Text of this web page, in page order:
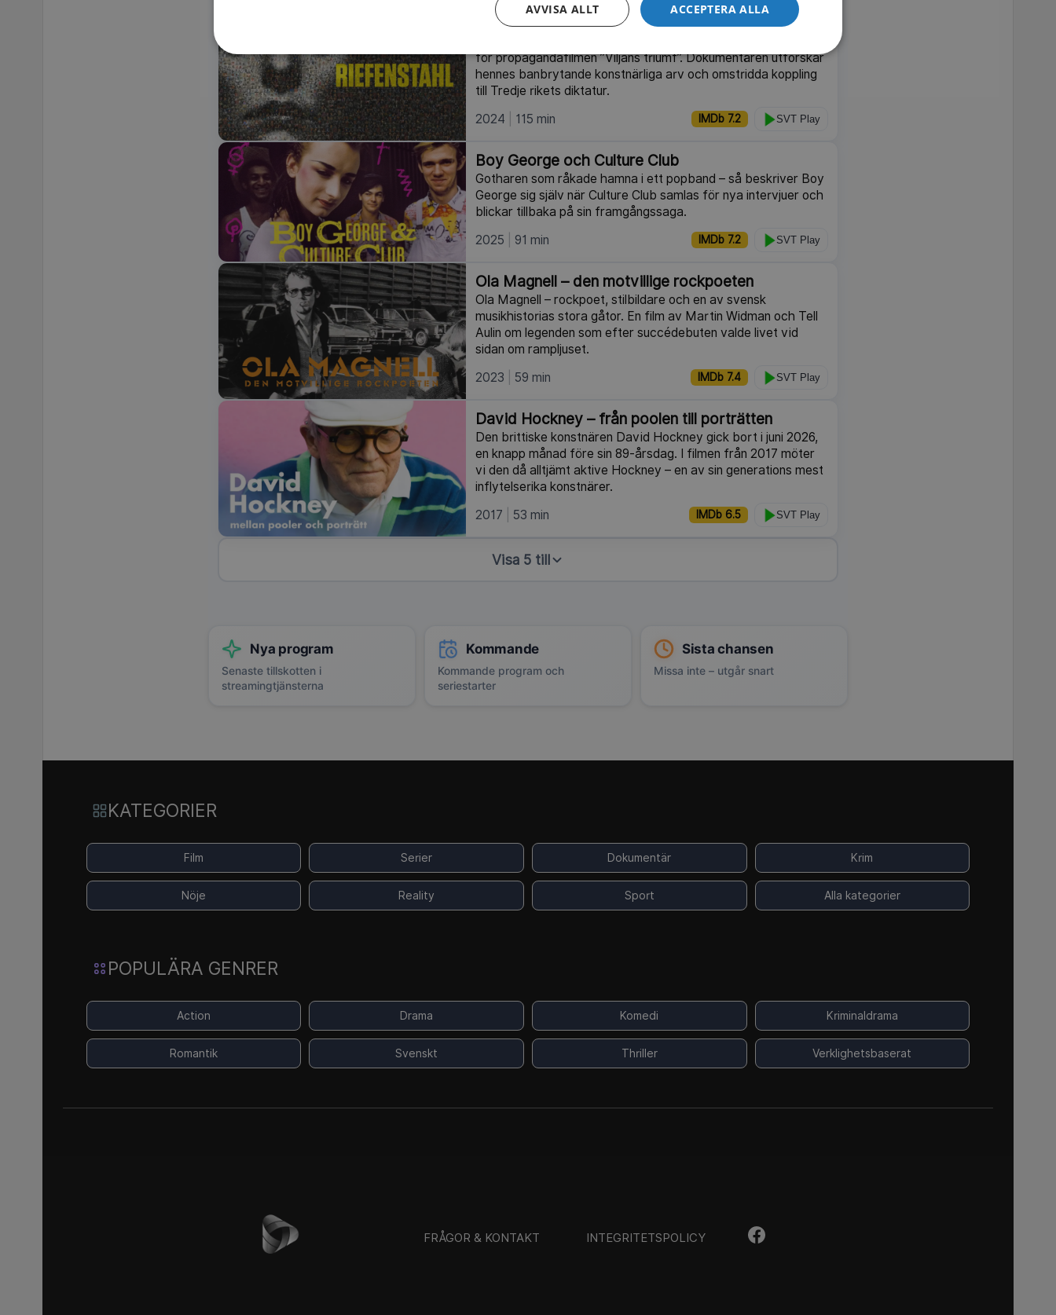
Riefenstahl
för propagandafilmen ”Viljans triumf”. Dokumentären utforskar
hennes banbrytande konstnärliga arv och omstridda koppling
till Tredje rikets diktatur.
2024
115 min IMDb 7.2 SVT Play
Boy George och Culture Club
Gotharen som råkade hamna i ett popband – så beskriver Boy
George sig själv när Culture Club samlas för nya intervjuer och
blickar tillbaka på sin framgångssaga.
2025
91 min IMDb 7.2 SVT Play
Ola Magnell – den motvillige rockpoeten
Ola Magnell – rockpoet, stilbildare och en av svensk
musikhistorias stora gåtor. En film av Martin Widman och Tell
Aulin om legenden som efter succédebuten valde livet vid
sidan om rampljuset.
2023
59 min IMDb 7.4 SVT Play
David Hockney – från poolen till porträtten
Den brittiske konstnären David Hockney gick bort i juni 2026,
en knapp månad före sin 89-årsdag. I filmen från 2017 möter
vi den då alltjämt aktive Hockney – en av sin generations mest
inflytelserika konstnärer.
2017
53 min IMDb 6.5 SVT Play
Visa 5 till
Nya program
Senaste tillskotten i
streamingtjänsterna
Kommande
Kommande program och
seriestarter
Sista chansen
Missa inte – utgår snart
KATEGORIER
Film Serier Dokumentär Krim
Nöje Reality Sport Alla kategorier
POPULÄRA GENRER
Action Drama Komedi Kriminaldrama
Romantik Svenskt Thriller Verklighetsbaserat
FRÅGOR & KONTAKT INTEGRITETSPOLICY
ACCEPTERA ALLA
AVVISA ALLT